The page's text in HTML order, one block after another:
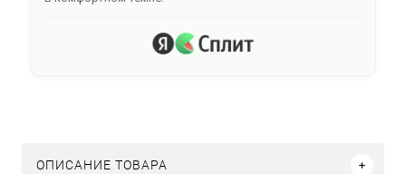
ОПИСАНИЕ ТОВАРА